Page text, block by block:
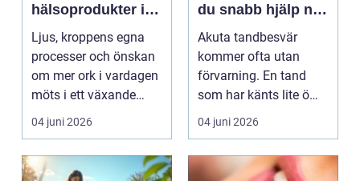
hälsoprodukter i
fokus
Ljus, kroppens egna
processer och önskan
om mer ork i vardagen
möts i ett växande
intresse för fotot...
04 juni 2026
du snabb hjälp när
tanden krisar
Akuta tandbesvär
kommer ofta utan
förvarning. En tand
som har känts lite öm
kan plötsligt göra så
04 juni 2026